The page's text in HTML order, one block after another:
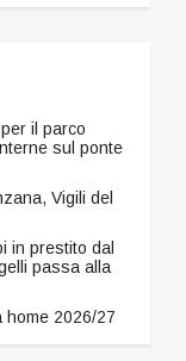
il parco
sul ponte
Vigili del
in prestito dal
passa alla
home 2026/27